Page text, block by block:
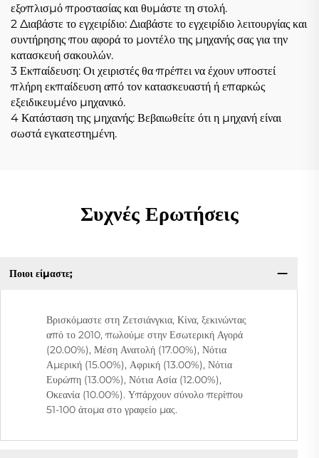
εξοπλισμό προστασίας και θυμάστε τη στολή.
2 Διαβάστε το εγχειρίδιο: Διαβάστε το εγχειρίδιο λειτουργίας και
συντήρησης που αφορά το μοντέλο της μηχανής σας για την
κατασκευή σακουλών.
3 Εκπαίδευση: Οι χειριστές θα πρέπει να έχουν υποστεί
πλήρη εκπαίδευση από τον κατασκευαστή ή επαρκώς
εξειδικευμένο μηχανικό.
4 Κατάσταση της μηχανής: Βεβαιωθείτε ότι η μηχανή είναι
σωστά εγκατεστημένη.
Συχνές Ερωτήσεις
Ποιοι είμαστε;
Βρισκόμαστε στη Ζετσιάνγκια, Κίνα, ξεκινώντας
από το 2010, πωλούμε στην Εσωτερική Αγορά
(20.00%), Μέση Ανατολή (17.00%), Νότια
Αμερική (15.00%), Αφρική (13.00%), Νότια
Ευρώπη (13.00%), Νότια Ασία (12.00%),
Οκεανία (10.00%). Υπάρχουν σύνολο περίπου
51-100 άτομα στο γραφείο μας.